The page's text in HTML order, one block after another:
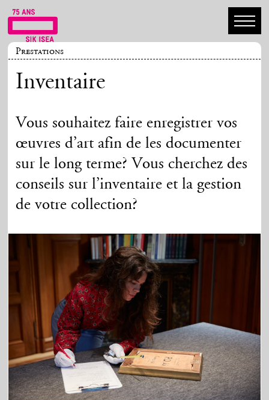
Prestations
Inventaire
Vous souhaitez faire enregistrer vos
œuvres d’art afin de les documenter
sur le long terme? Vous cherchez des
conseils sur l’inventaire et la gestion
de votre collection?